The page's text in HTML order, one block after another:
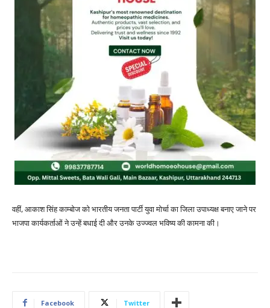
वहीं, आकाश सिंह काम्बोज को भारतीय जनता पार्टी युवा मोर्चा का जिला उपाध्यक्ष बनाए जाने पर
भाजपा कार्यकर्ताओं ने उन्हें बधाई दी और उनके उज्ज्वल भविष्य की कामना की।
Facebook Twitter